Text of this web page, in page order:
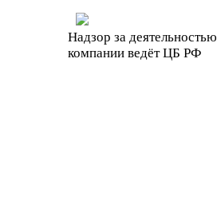
Надзор за деятельностью
компании ведёт ЦБ РФ